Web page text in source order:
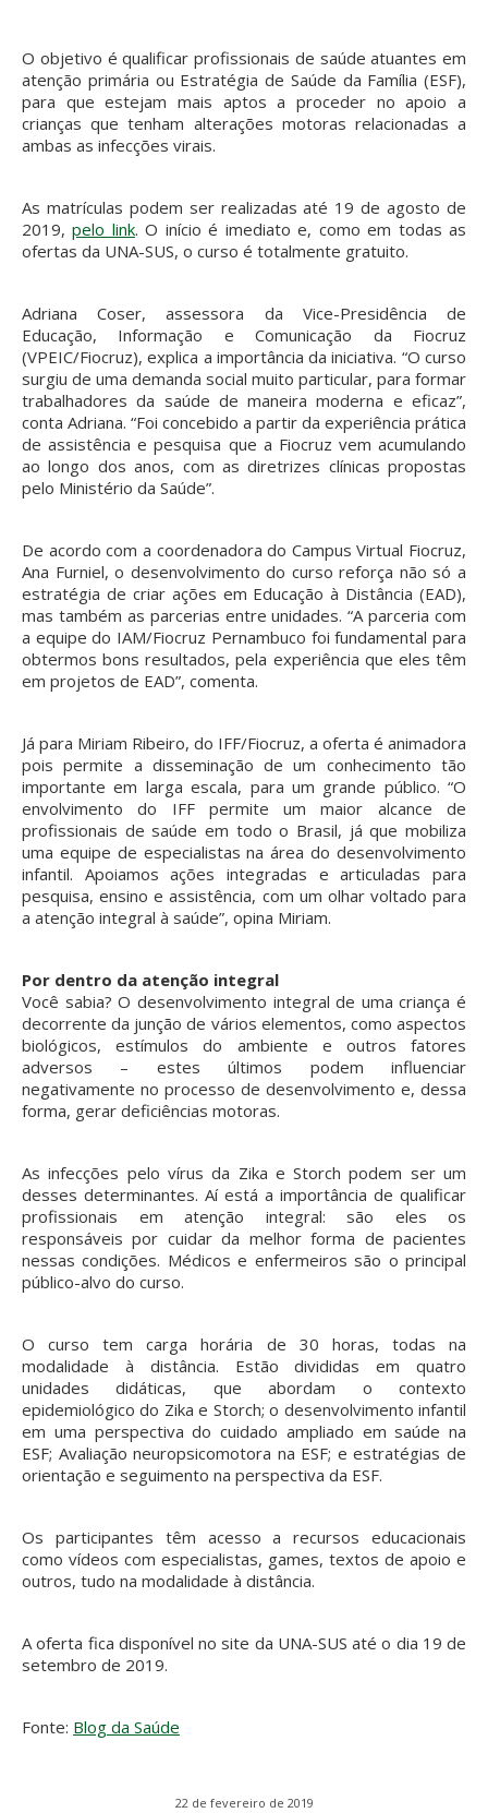
O objetivo é qualificar profissionais de saúde atuantes em
atenção primária ou Estratégia de Saúde da Família (ESF),
para que estejam mais aptos a proceder no apoio a
crianças que tenham alterações motoras relacionadas a
ambas as infecções virais.
As matrículas podem ser realizadas até 19 de agosto de
2019,pelo link. O início é imediato e, como em todas as
ofertas da UNA-SUS, o curso é totalmente gratuito.
Adriana Coser, assessora da Vice-Presidência de
Educação, Informação e Comunicação da Fiocruz
(VPEIC/Fiocruz), explica a importância da iniciativa. “O curso
surgiu de uma demanda social muito particular, para formar
trabalhadores da saúde de maneira moderna e eficaz”,
conta Adriana. “Foi concebido a partir da experiência prática
de assistência e pesquisa que a Fiocruz vem acumulando
ao longo dos anos, com as diretrizes clínicas propostas
pelo Ministério da Saúde”.
De acordo com a coordenadora do Campus Virtual Fiocruz,
Ana Furniel, o desenvolvimento do curso reforça não só a
estratégia de criar ações em Educação à Distância (EAD),
mas também as parcerias entre unidades. “A parceria com
a equipe do IAM/Fiocruz Pernambuco foi fundamental para
obtermos bons resultados, pela experiência que eles têm
em projetos de EAD”, comenta.
Já para Miriam Ribeiro, do IFF/Fiocruz, a oferta é animadora
pois permite a disseminação de um conhecimento tão
importante em larga escala, para um grande público. “O
envolvimento do IFF permite um maior alcance de
profissionais de saúde em todo o Brasil, já que mobiliza
uma equipe de especialistas na área do desenvolvimento
infantil. Apoiamos ações integradas e articuladas para
pesquisa, ensino e assistência, com um olhar voltado para
a atenção integral à saúde”, opina Miriam.
Por dentro da atenção integral
Você sabia? O desenvolvimento integral de uma criança é
decorrente da junção de vários elementos, como aspectos
biológicos, estímulos do ambiente e outros fatores
adversos – estes últimos podem influenciar
negativamente no processo de desenvolvimento e, dessa
forma, gerar deficiências motoras.
As infecções pelo vírus da Zika e Storch podem ser um
desses determinantes. Aí está a importância de qualificar
profissionais em atenção integral: são eles os
responsáveis por cuidar da melhor forma de pacientes
nessas condições. Médicos e enfermeiros são o principal
público-alvo do curso.
O curso tem carga horária de 30 horas, todas na
modalidade à distância. Estão divididas em quatro
unidades didáticas, que abordam o contexto
epidemiológico do Zika e Storch; o desenvolvimento infantil
em uma perspectiva do cuidado ampliado em saúde na
ESF; Avaliação neuropsicomotora na ESF; e estratégias de
orientação e seguimento na perspectiva da ESF.
Os participantes têm acesso a recursos educacionais
como vídeos com especialistas, games, textos de apoio e
outros, tudo na modalidade à distância.
A oferta fica disponível no site da UNA-SUS até o dia 19 de
setembro de 2019.
Fonte: Blog da Saúde
22 de fevereiro de 2019